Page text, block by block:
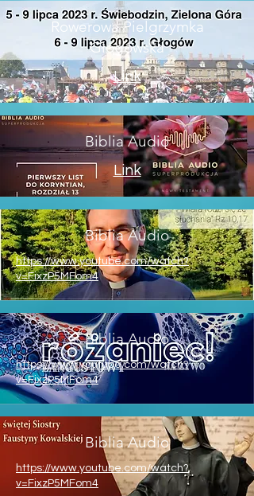
Rowerowa Pielgrzymka
Głogowska
Link
Biblia Audio
Link
Biblia Audio
https://www.youtube.com/watch?
v=FixzP5MFom4
Biblia Audio
https://www.youtube.com/watch?
v=FixzP5MFom4
Biblia Audio
https://www.youtube.com/watch?
v=FixzP5MFom4